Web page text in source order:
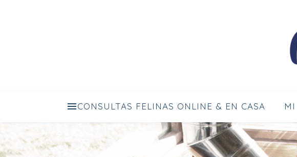
TE AYUDO A
CONSULTAS FELINAS ONLINE & EN CASA